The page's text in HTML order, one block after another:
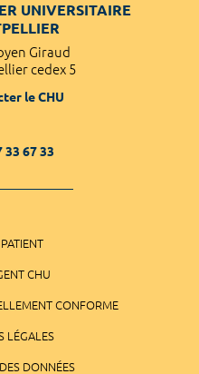
UNIVERSITAIRE
Giraud
cedex 5
le CHU
33 67 33
CHU
CONFORME
LÉGALES
DONNÉES